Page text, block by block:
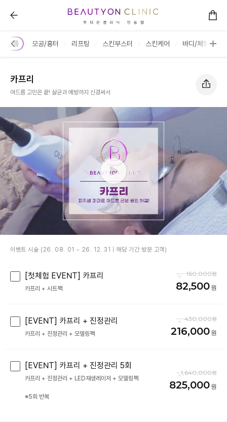
카프리 :: 뷰티온의원 안동점
여드름 모공/흉터 리프팅 스킨부스터 스킨케어 바디/체형
카프리
여드름 고민은 끝! 살균과 예방까지 신경써서
이벤트 시술 (26. 08. 01 ~ 26. 12. 31 | 해당 기간 방문 고객)
[첫체험 EVENT] 카프리
카프리 + 시트팩
160,000
82,500
[EVENT] 카프리 + 진정관리
카프리 + 진정관리 + 모델링팩
430,000
216,000
[EVENT] 카프리 + 진정관리 5회
카프리 + 진정관리 + LED재생레이저 + 모델링팩
※5회 반복
1,640,000
825,000